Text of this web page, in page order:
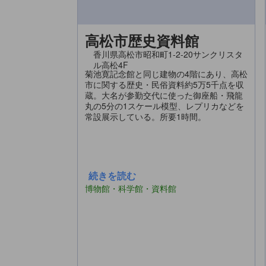
高松市歴史資料館
香川県高松市昭和町1-2-20サンクリスタ
ル高松4F
菊池寛記念館と同じ建物の4階にあり、高松
市に関する歴史・民俗資料約5万5千点を収
蔵。大名が参勤交代に使った御座船・飛龍
丸の5分の1スケール模型、レプリカなどを
常設展示している。所要1時間。
続きを読む
博物館・科学館・資料館